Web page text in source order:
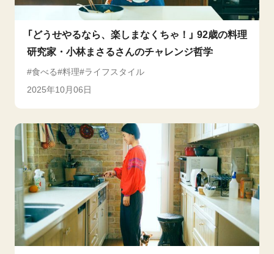
「どうせやるなら、楽しまなくちゃ！」 92歳の料理
研究家・小林まさるさんのチャレンジ哲学
食べる 料理
ライフスタイル
2025年10月06日